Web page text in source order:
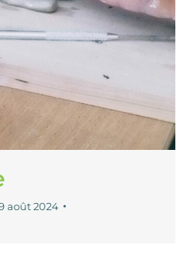
août 2024